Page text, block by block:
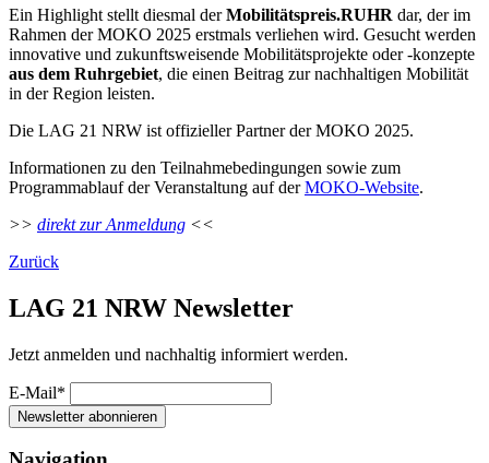
Ein Highlight stellt diesmal derMobilitätspreis.RUHR dar, der im
Rahmen der MOKO 2025 erstmals verliehen wird. Gesucht werden
innovative und zukunftsweisende Mobilitätsprojekte oder -konzepte
aus dem Ruhrgebiet, die einen Beitrag zur nachhaltigen Mobilität
in der Region leisten.
Die LAG 21 NRW ist offizieller Partner der MOKO 2025.
Informationen zu den Teilnahmebedingungen sowie zum
Programmablauf der Veranstaltung auf derMOKO-Website.
>> direkt zur Anmeldung <<
Zurück
LAG 21 NRW Newsletter
Jetzt anmelden und nachhaltig informiert werden.
E-Mail*
Newsletter abonnieren